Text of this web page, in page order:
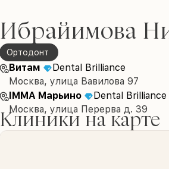
Ибрайимова
Ортодонт
Витам
Dental Brilliance
Москва, улица Вавилова 97
IMMA Марьино
Dental Brilliance
Москва, улица Перерва д. 39
Клиники на карте